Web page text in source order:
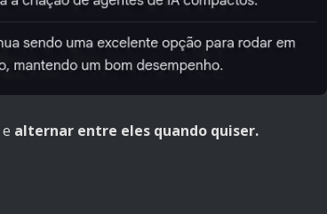
e alternar entre eles quando quiser.